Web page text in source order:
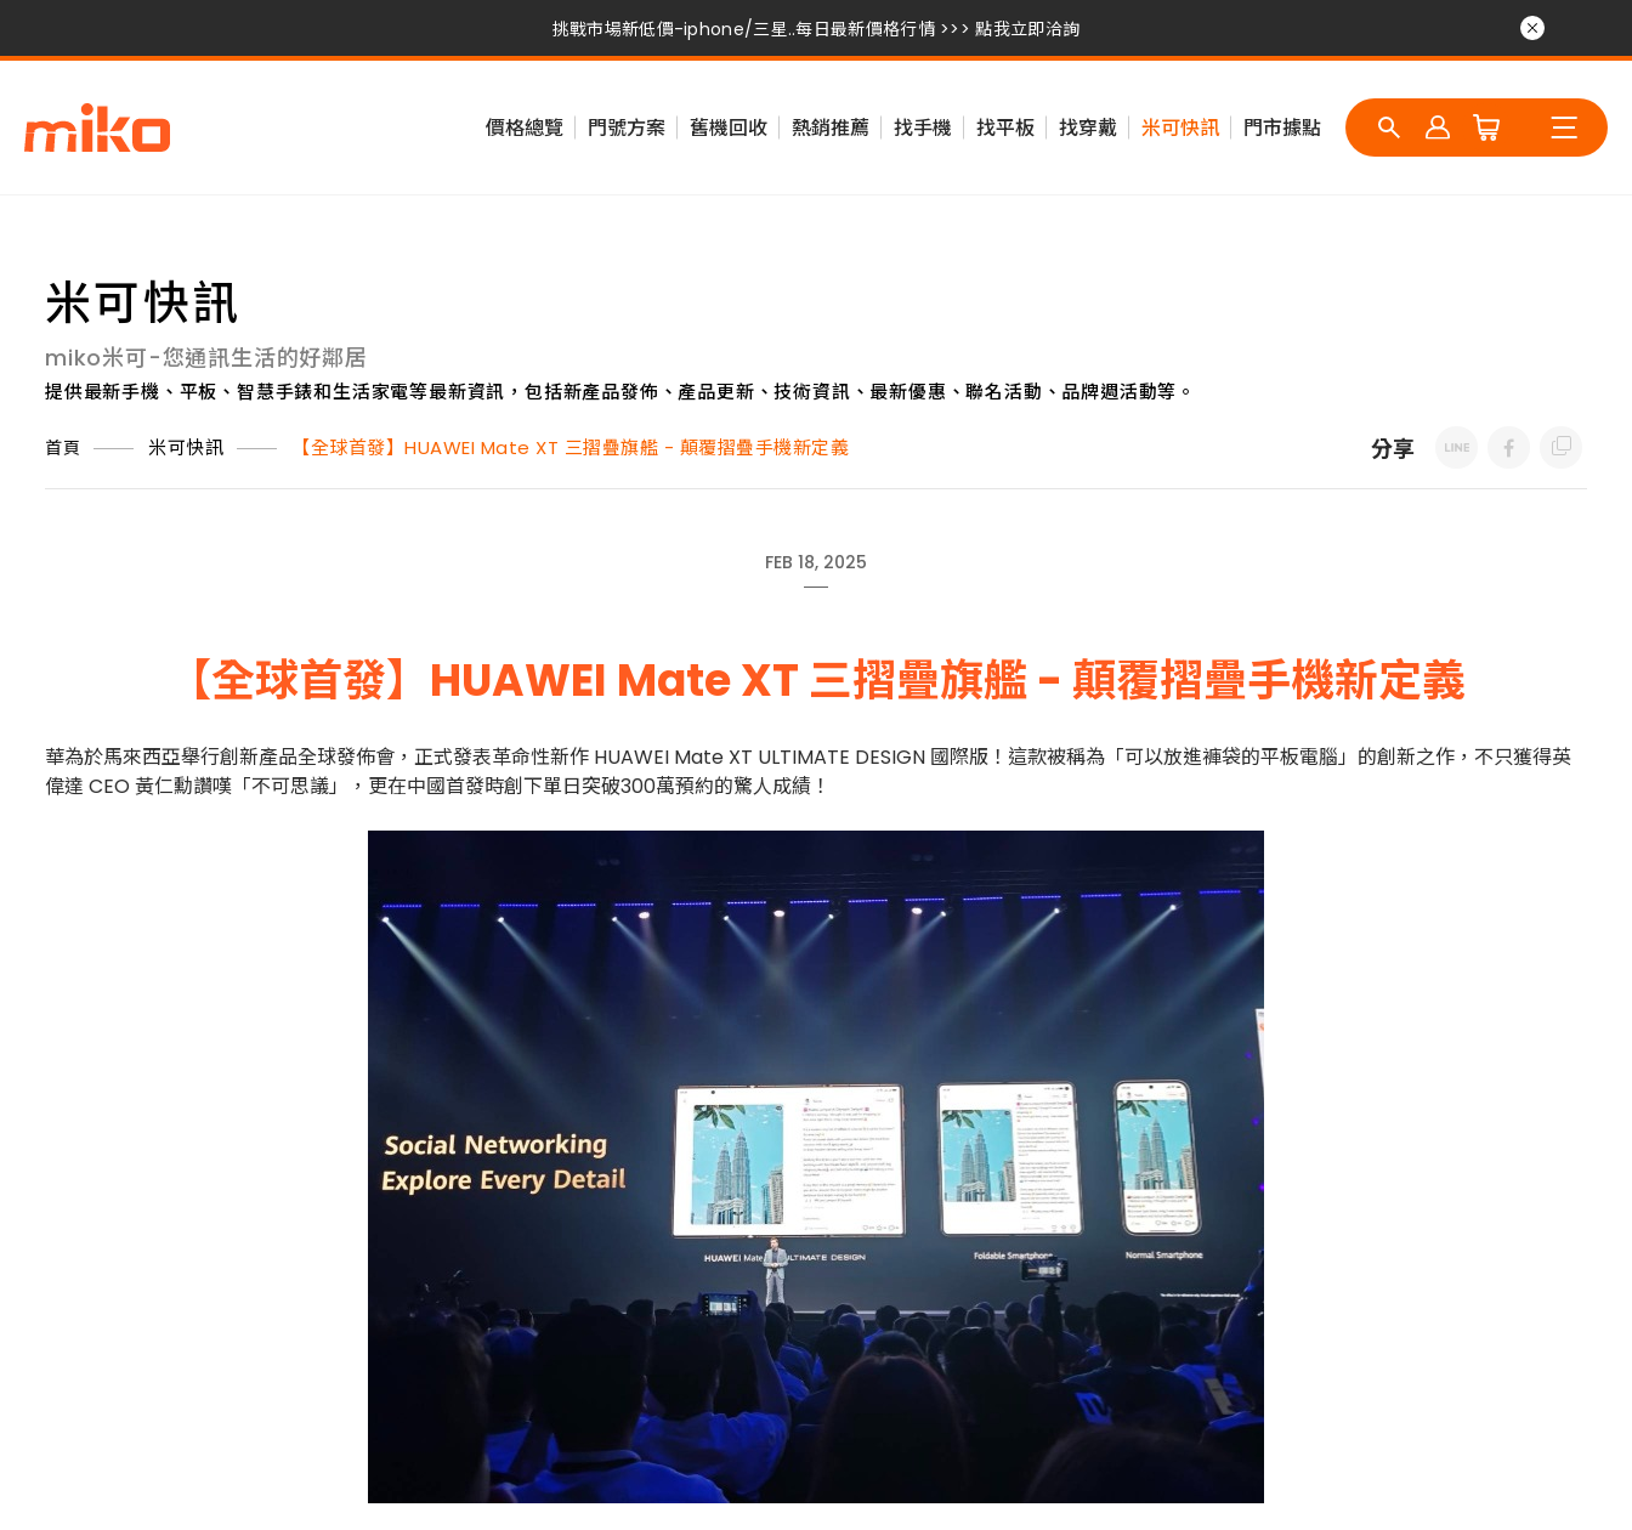
挑戰市場新低價-iphone/三星..每日最新價格行情 >>> 點我立即洽詢
挑戰市場新低價-iphone/三星..每日最新價格行情 >>> 點我立即洽詢
價格總覽 門號方案 舊機回收 熱銷推薦 找手機 找平板 找穿戴 米可快訊 門市據點
米可快訊
miko米可-您通訊生活的好鄰居
提供最新手機、平板、智慧手錶和生活家電等最新資訊，包括新產品發佈、產品更新、技術資訊、最新優惠、聯名活動、品牌週活動等。
首頁 米可快訊 【全球首發】HUAWEI Mate XT 三摺疊旗艦 - 顛覆摺疊手機新定義 分享
FEB 18, 2025
【全球首發】HUAWEI Mate XT 三摺疊旗艦 - 顛覆摺疊手機新定義
華為於馬來西亞舉行創新產品全球發佈會，正式發表革命性新作 HUAWEI Mate XT ULTIMATE DESIGN 國際版！這款被稱為「可以放進褲袋的平板電腦」的創新之作，不只獲得英
偉達 CEO 黃仁勳讚嘆「不可思議」，更在中國首發時創下單日突破300萬預約的驚人成績！